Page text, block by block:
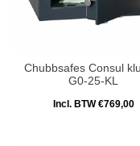
Chubbsafes Consul
G0-25-KL
Incl. BTW €769,00